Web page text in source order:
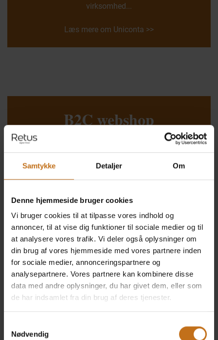
Samtykke Detaljer Om
Denne hjemmeside bruger cookies
Vi bruger cookies til at tilpasse vores indhold og
annoncer, til at vise dig funktioner til sociale medier og til
at analysere vores trafik. Vi deler også oplysninger om
din brug af vores hjemmeside med vores partnere inden
for sociale medier, annonceringspartnere og
analysepartnere. Vores partnere kan kombinere disse
data med andre oplysninger, du har givet dem, eller som
de har indsamlet fra din brug af deres tjenester.
Nødvendig
virksomhed...
Læs mere om Uniconta >>
B2C webshop
Fremtidssikr din e-handel med en B2C webshop fra
Vores løsning er designet til både små og store
Læs mere om B2C webshop >>
Uniconta API
Få det meste ud af Uniconta med skræddersyede